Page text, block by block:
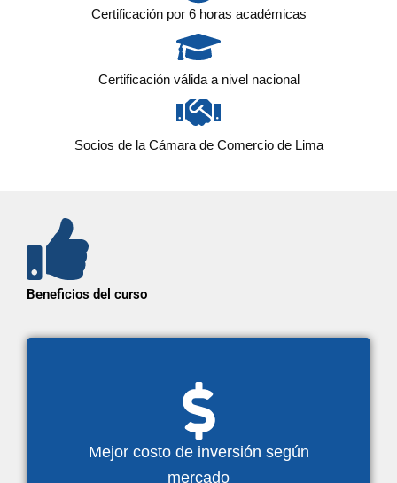
Certificación por 6 horas académicas
Certificación válida a nivel nacional
Socios de la Cámara de Comercio de Lima
Beneficios del curso
Mejor costo de inversión según
mercado